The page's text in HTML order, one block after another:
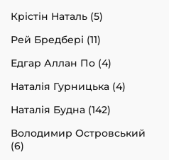
Крістін Наталь (5)
Рей Бредбері (11)
Едгар Аллан По (4)
Наталія Гурницька (4)
Наталія Будна (142)
Володимир Островський
(6)